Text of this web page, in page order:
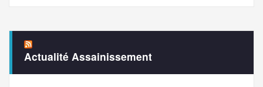
Actualité Assainissement